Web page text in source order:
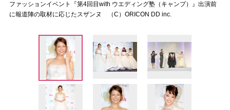
ファッションイベント『第4回目with ウエディング塾（キャンプ）』出演前
に報道陣の取材に応じたスザンヌ （C）ORICON DD inc.